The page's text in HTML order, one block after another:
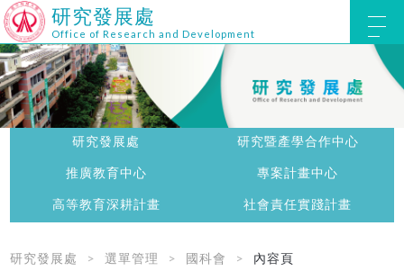
研究發展處
Office of Research and Development
研究發展處 研究暨產學合作中心
推廣教育中心 專案計畫中心
高等教育深耕計畫 社會責任實踐計畫
研究發展處 選單管理 國科會 內容頁